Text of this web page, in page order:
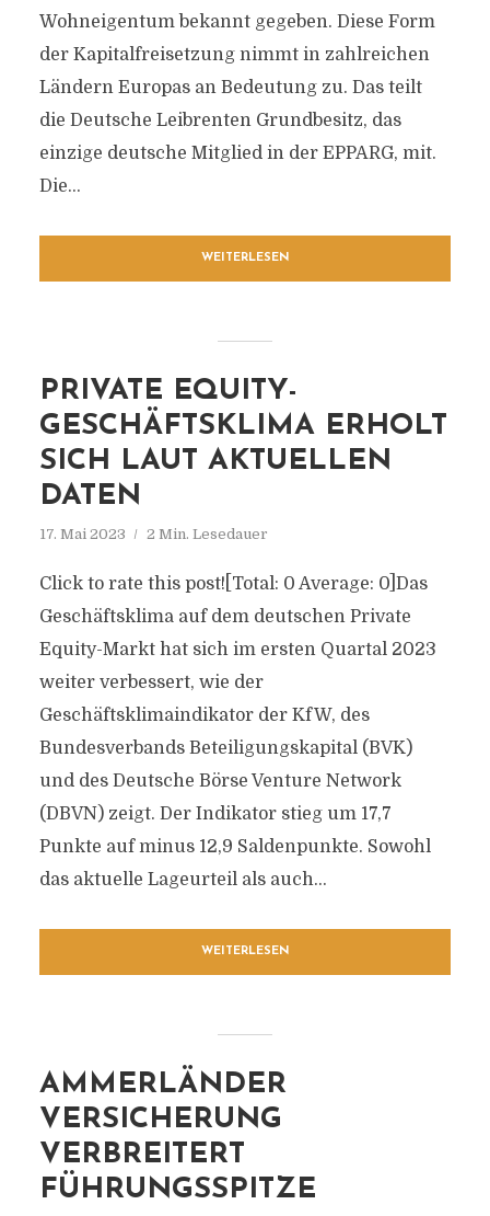
Wohneigentum bekannt gegeben. Diese Form
der Kapitalfreisetzung nimmt in zahlreichen
Ländern Europas an Bedeutung zu. Das teilt
die Deutsche Leibrenten Grundbesitz, das
einzige deutsche Mitglied in der EPPARG, mit.
Die...
WEITERLESEN
PRIVATE EQUITY-
GESCHÄFTSKLIMA ERHOLT
SICH LAUT AKTUELLEN
DATEN
17. Mai 2023 2 Min. Lesedauer
Click to rate this post![Total: 0 Average: 0]Das
Geschäftsklima auf dem deutschen Private
Equity-Markt hat sich im ersten Quartal 2023
weiter verbessert, wie der
Geschäftsklimaindikator der KfW, des
Bundesverbands Beteiligungskapital (BVK)
und des Deutsche Börse Venture Network
(DBVN) zeigt. Der Indikator stieg um 17,7
Punkte auf minus 12,9 Saldenpunkte. Sowohl
das aktuelle Lageurteil als auch...
WEITERLESEN
AMMERLÄNDER
VERSICHERUNG
VERBREITERT
FÜHRUNGSSPITZE